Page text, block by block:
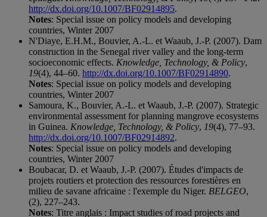
http://dx.doi.org/10.1007/BF02914895.
Notes: Special issue on policy models and developing
countries, Winter 2007
N'Diaye, E.H.M., Bouvier, A.-L. et Waaub, J.-P. (2007). Dam
construction in the Senegal river valley and the long-term
socioeconomic effects. Knowledge, Technology, & Policy,
19(4), 44–60. http://dx.doi.org/10.1007/BF02914890.
Notes: Special issue on policy models and developing
countries, Winter 2007
Samoura, K., Bouvier, A.-L. et Waaub, J.-P. (2007). Strategic
environmental assessment for planning mangrove ecosystems
in Guinea. Knowledge, Technology, & Policy, 19(4), 77–93.
http://dx.doi.org/10.1007/BF02914892.
Notes: Special issue on policy models and developing
countries, Winter 2007
Boubacar, D. et Waaub, J.-P. (2007). Études d'impacts de
projets routiers et protection des ressources forestières en
milieu de savane africaine : l'exemple du Niger. BELGEO,
(2), 227–243.
Notes: Titre anglais : Impact studies of road projects and